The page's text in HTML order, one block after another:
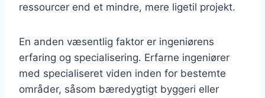
ressourcer end et mindre, mere ligetil projekt.
En anden væsentlig faktor er ingeniørens
erfaring og specialisering. Erfarne ingeniører
med specialiseret viden inden for bestemte
områder, såsom bæredygtigt byggeri eller